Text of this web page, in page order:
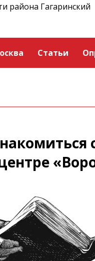
района Гагаринский
Статьи